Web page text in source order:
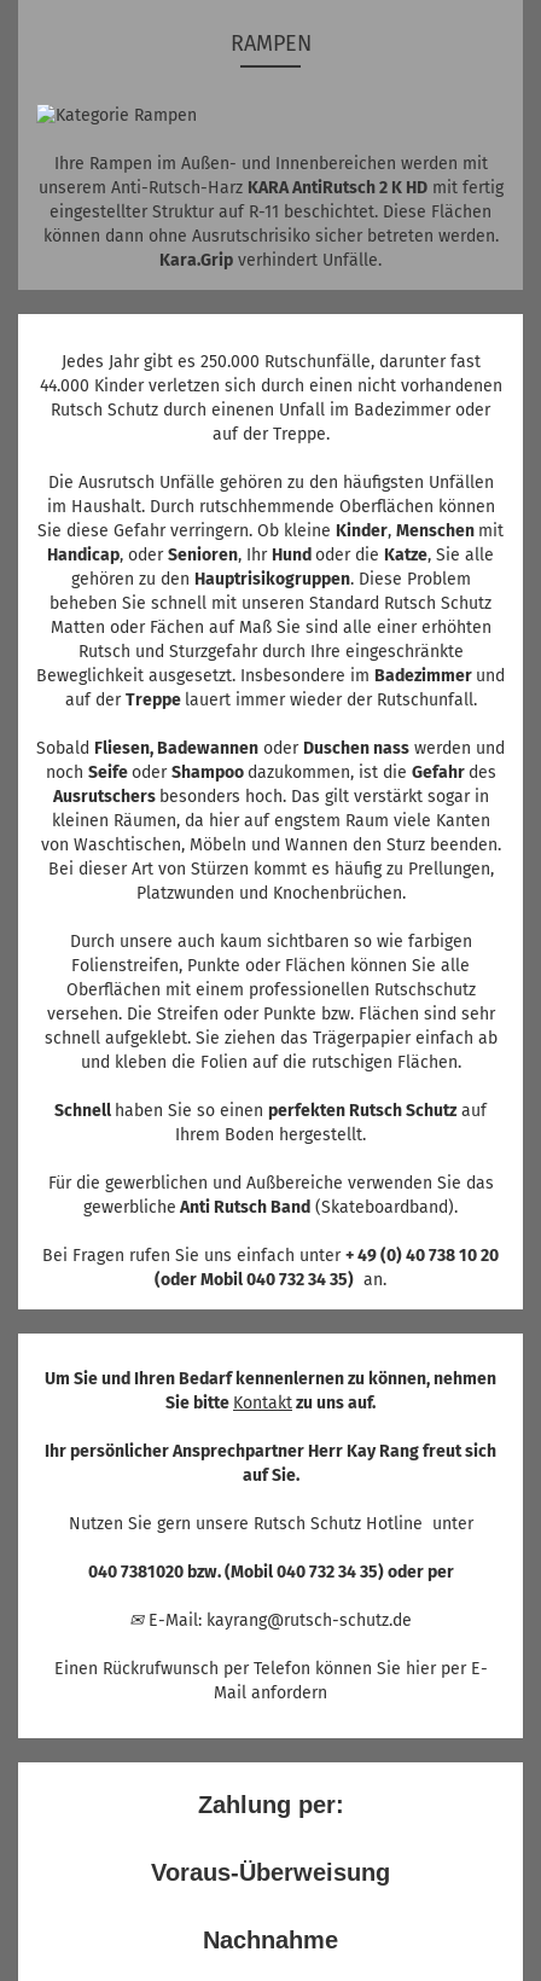
RAMPEN
Ihre Rampen im Außen- und Innenbereichen werden mit
unserem Anti-Rutsch-Harz KARA AntiRutsch 2 K HDmit fertig
eingestellter Struktur auf R-11 beschichtet. Diese Flächen
können dann ohne Ausrutschrisiko sicher betreten werden.
Kara.Grip verhindert Unfälle.
Jedes Jahr gibt es 250.000 Rutschunfälle, darunter fast
44.000 Kinder verletzen sich durch einen nicht vorhandenen
Rutsch Schutz durch einenen Unfall im Badezimmer oder
auf der Treppe.
Die Ausrutsch Unfälle gehören zu den häufigsten Unfällen
im Haushalt. Durch rutschhemmende Oberflächen können
Sie diese Gefahr verringern. Ob kleine Kinder, Menschen mit
Handicap, oderSenioren, Ihr Hund oder die Katze, Sie alle
gehören zu den Hauptrisikogruppen. Diese Problem
beheben Sie schnell mit unseren Standard Rutsch Schutz
Matten oder Fächen auf MaßSie sind alle einer erhöhten
Rutsch und Sturzgefahr durch Ihre eingeschränkte
Beweglichkeit ausgesetzt. Insbesondere im Badezimmer und
auf derTreppe lauert immer wieder der Rutschunfall.
Sobald Fliesen, Badewannen oder Duschen nass werden und
noch SeifeoderShampoo dazukommen, ist die Gefahr des
Ausrutschers besonders hoch. Das gilt verstärkt sogar in
kleinen Räumen, da hier auf engstem Raum viele Kanten
von Waschtischen, Möbeln und Wannen den Sturz beenden.
Bei dieser Art von Stürzen kommt es häufig zu Prellungen,
Platzwunden und Knochenbrüchen.
Durch unsere auch kaum sichtbaren so wie farbigen
Folienstreifen, Punkte oder Flächen können Sie alle
Oberflächen mit einem professionellen Rutschschutz
versehen. Die Streifen oder Punkte bzw. Flächen sind sehr
schnell aufgeklebt. Sie ziehen das Trägerpapier einfach ab
und kleben die Folien auf die rutschigen Flächen.
Schnell haben Sie so einen perfekten Rutsch Schutz auf
Ihrem Boden hergestellt.
Für die gewerblichen und Außbereiche verwenden Sie das
gewerbliche Anti Rutsch Band (Skateboardband).
Bei Fragen rufen Sie uns einfach unter+ 49 (0) 40 738 10 20
(oder Mobil 040 732 34 35) an.
Um Sie und Ihren Bedarf kennenlernen zu können, nehmen
Sie bitte Kontaktzu uns auf.
Ihr persönlicher Ansprechpartner Herr Kay Rang freut sich
auf Sie.
Nutzen Sie gern unsere Rutsch Schutz Hotline unter
040 7381020 bzw. (Mobil 040 732 34 35) oder per
✉E-Mail: kayrang@rutsch-schutz.de
Einen Rückrufwunsch per Telefon können Sie hier per E-
Mail anfordern
Zahlung per:
Voraus-Überweisung
Nachnahme